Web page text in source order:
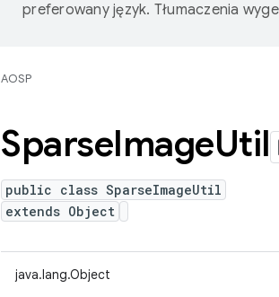
preferowany język. Tłumaczenia
AOSP
SparseImageUtil
public class SparseImageUtil
extends Object
java.lang.Object